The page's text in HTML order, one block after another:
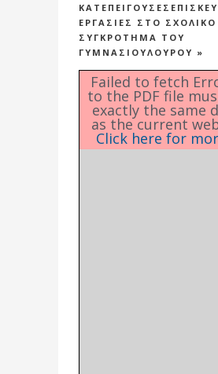
ΕΡΓΑΣΙΕΣ ΣΤΟ ΣΧΟΛΙΚΟ
ΣΥΓΚΡΟΤΗΜΑ ΤΟΥ
ΓΥΜΝΑΣΙΟΥΛΟΥΡΟΥ »
Failed to fetch
to the PDF file
exactly the same
as the current
Click here for